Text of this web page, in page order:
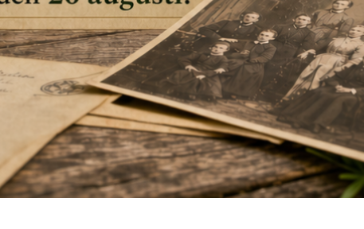
19 april, 2026